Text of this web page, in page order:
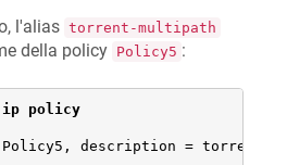
l'alias torrent-multipath
della policy Policy5 :
ip policy
Policy5, description = torrent-